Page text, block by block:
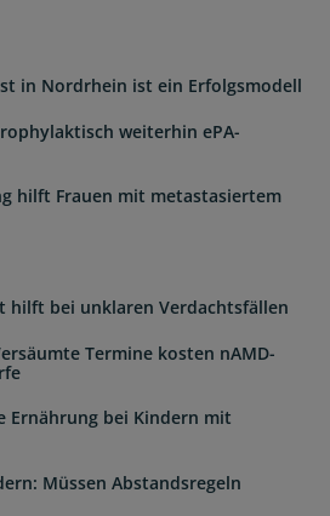
in Nordrhein ist ein Erfolgsmodell
weiterhin ePA-
hilft Frauen mit metastasiertem
hilft bei unklaren Verdachtsfällen
Termine kosten nAMD-
Ernährung bei Kindern mit
Müssen Abstandsregeln